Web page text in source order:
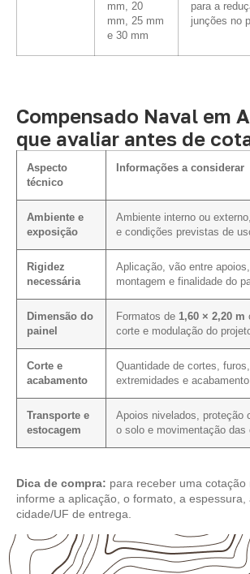
mm, 20
mm, 25 mm
e 30 mm
para a
junções no
Compensado Naval em
que avaliar antes de
Aspecto
técnico
Informações a considerar
Ambiente e
exposição
Ambiente interno ou
e condições previstas de
Rigidez
necessária
Aplicação, vão entre
montagem e finalidade do
Dimensão do
painel
Formatos de 1,60 × 2,20 m
corte e modulação do
Corte e
acabamento
Quantidade de cortes,
extremidades e
Transporte e
estocagem
Apoios nivelados, proteção
o solo e movimentação das
Dica de compra: para receber uma cotação
informe a aplicação, o formato, a espessura,
cidade/UF de entrega.